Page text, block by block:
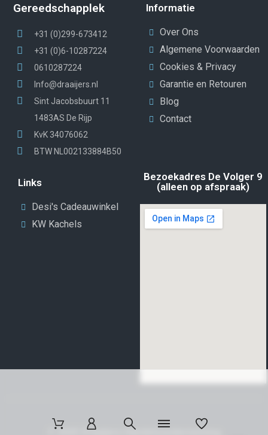
Gereedschapplek
+31 (0)299-673412
+31 (0)6-10287224
0610287224
Info@draaijers.nl
Sint Jacobsbuurt 11
1483AS De Rijp
KvK 34076062
BTW NL002133884B50
Informatie
Over Ons
Algemene Voorwaarden
Cookies & Privacy
Garantie en Retouren
Blog
Contact
Links
Desi's Cadeauwinkel
KW Kachels
Bezoekadres De Volger 9
(alleen op afspraak)
© 2025 Draaijers Handelsonderneming